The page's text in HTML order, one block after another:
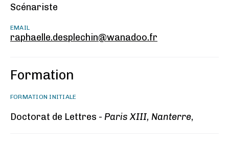
Scénariste
EMAIL
raphaelle.desplechin@wanadoo.fr
Formation
FORMATION INITIALE
Doctorat de Lettres - Paris XIII, Nanterre,